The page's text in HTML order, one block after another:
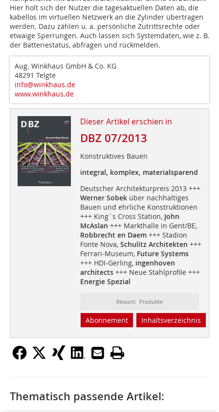
Hier holt sich der Nutzer die tagesaktuellen Daten ab, die
kabellos im virtuellen Netzwerk an die Zylinder übertragen
werden. Dazu zählen u. a. persönliche Zutrittsrechte oder
etwaige Sperrungen. Auch lassen sich Systemdaten, wie z. B.
der Batteriestatus, abfragen und rückmelden.
Aug. Winkhaus GmbH & Co. KG
48291 Telgte
info@winkhaus.de
www.winkhaus.de
Dieser Artikel erschien in
DBZ 07/2013
Konstruktives Bauen
integral, komplex, materialsparend
Deutscher Architekturpreis 2013 +++
Werner Sobeküber nachhaltiges
Bauen und ehrliche Konstruktionen
+++ King´s Cross Station, John
McAslan +++ Markthalle in Gent/BE,
Robbrecht en Daem+++ Stadion
Fonte Nova,Schulitz Architekten +++
Ferrari-Museum, Future Systems
+++ HDI-Gerling, ingenhoven
architects+++ Neue Stahlprofile +++
Energie Spezial
Ressort: Produkte
Abonnement Inhaltsverzeichnis
Thematisch passende Artikel: